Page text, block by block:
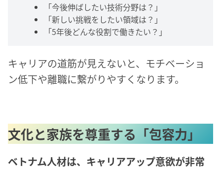
「今後伸ばしたい技術分野は？」
「新しい挑戦をしたい領域は？」
「5年後どんな役割で働きたい？」
キャリアの道筋が見えないと、モチベーショ
ン低下や離職に繋がりやすくなります。
文化と家族を尊重する「包容力」
ベトナム人材は、キャリアアップ意欲が非常